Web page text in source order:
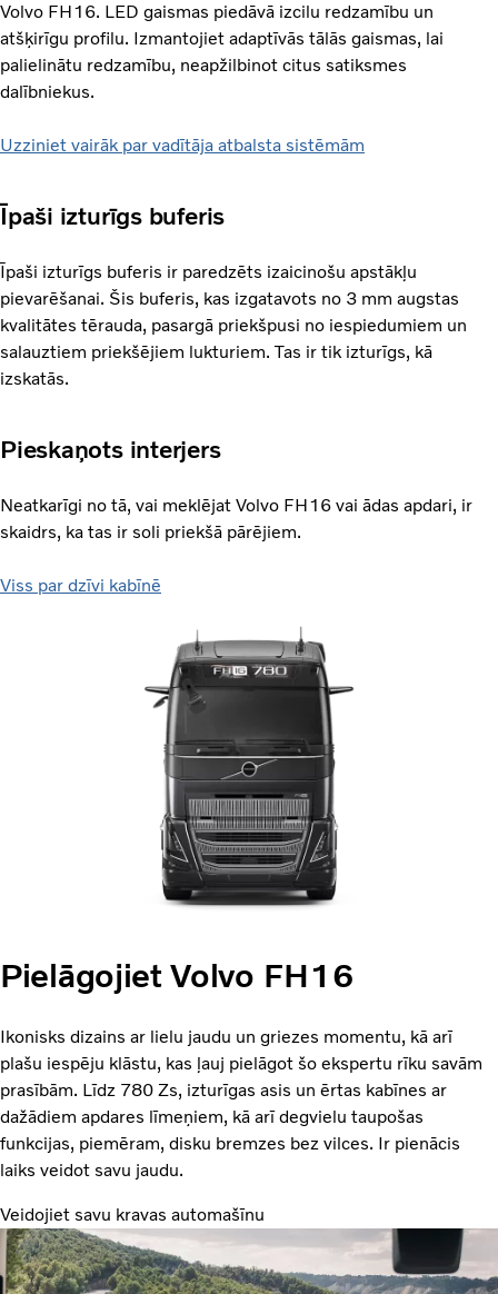
Volvo FH16. LED gaismas piedāvā izcilu redzamību un
atšķirīgu profilu. Izmantojiet adaptīvās tālās gaismas, lai
palielinātu redzamību, neapžilbinot citus satiksmes
dalībniekus.
Uzziniet vairāk par vadītāja atbalsta sistēmām
Īpaši izturīgs buferis
Īpaši izturīgs buferis ir paredzēts izaicinošu apstākļu
pievarēšanai. Šis buferis, kas izgatavots no 3 mm augstas
kvalitātes tērauda, pasargā priekšpusi no iespiedumiem un
salauztiem priekšējiem lukturiem. Tas ir tik izturīgs, kā
izskatās.
Pieskaņots interjers
Neatkarīgi no tā, vai meklējat Volvo FH16 vai ādas apdari, ir
skaidrs, ka tas ir soli priekšā pārējiem.
Viss par dzīvi kabīnē
Pielāgojiet Volvo FH16
Ikonisks dizains ar lielu jaudu un griezes momentu, kā arī
plašu iespēju klāstu, kas ļauj pielāgot šo ekspertu rīku savām
prasībām. Līdz 780 Zs, izturīgas asis un ērtas kabīnes ar
dažādiem apdares līmeņiem, kā arī degvielu taupošas
funkcijas, piemēram, disku bremzes bez vilces. Ir pienācis
laiks veidot savu jaudu.
Veidojiet savu kravas automašīnu